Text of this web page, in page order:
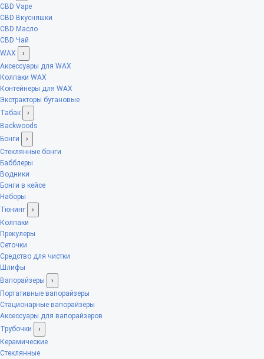
CBD Vape
CBD Вкусняшки
CBD Масло
CBD Чай
WAX
›
Аксессуары для WAX
Колпаки WAX
Контейнеры для WAX
Экстракторы бутановые
Табак
›
Backwoods
Бонги
›
Стеклянные бонги
Бабблеры
Водники
Бонги в кейсе
Наборы
Тюнинг
›
Колпаки
Прекулеры
Сеточки
Средство для чистки
Шлифы
Вапорайзеры
›
Портативные вапорайзеры
Стационарные вапорайзеры
Аксессуары для вапорайзеров
Трубочки
›
Керамические
Стеклянные